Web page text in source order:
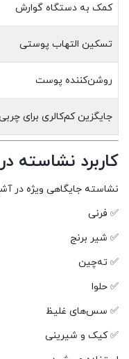
کمک به دستگاه گوارش
تسکین التهاب پوستی
روشن‌کننده پوست
جایگزین کم‌کالری برای
کاربرد نشاسته
نشاسته جایگاهی ویژه در
✅ فرنی
✅ شیر برنج
✅ ته‌چین
✅ حلوا
✅ سس‌های غلیظ
✅ کیک و شیرینی